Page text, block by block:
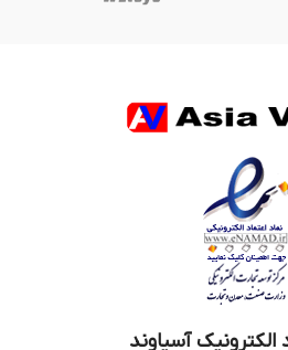
الکترونیک آسیاوند